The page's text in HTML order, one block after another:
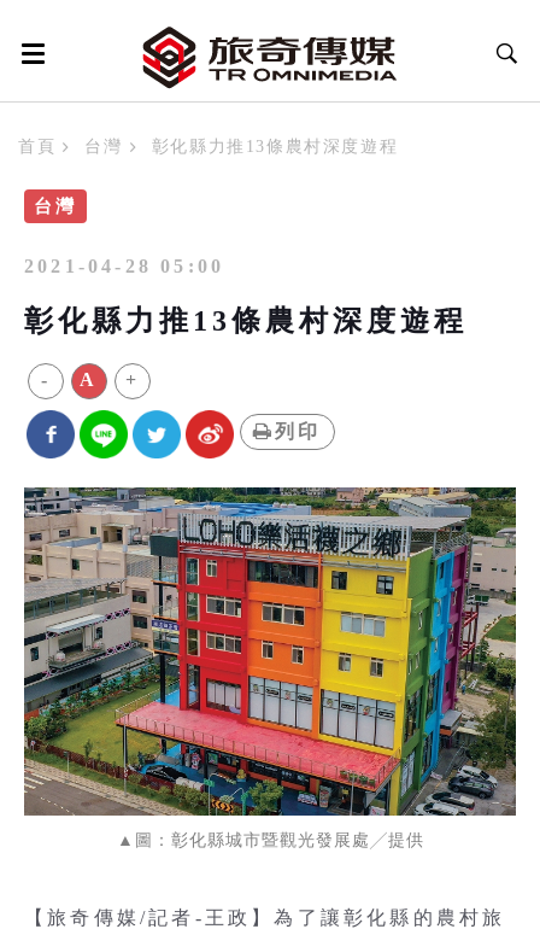
首頁 台灣 彰化縣力推13條農村深度遊程
台灣
2021-04-28 05:00
彰化縣力推13條農村深度遊程
- A +
列印
▲圖：彰化縣城市暨觀光發展處╱提供
【旅奇傳媒/記者-王政】為了讓彰化縣的農村旅